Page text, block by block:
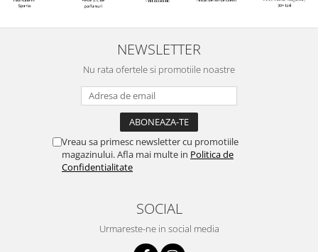
NEWSLETTER
Nu rata ofertele si promotiile noastre
Vreau sa primesc newsletter cu promotiile
magazinului. Afla mai multe in Politica de
Confidentialitate
SOCIAL
Urmareste-ne in social media